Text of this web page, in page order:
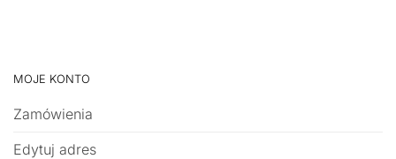
MOJE KONTO
Zamówienia
Edytuj adres